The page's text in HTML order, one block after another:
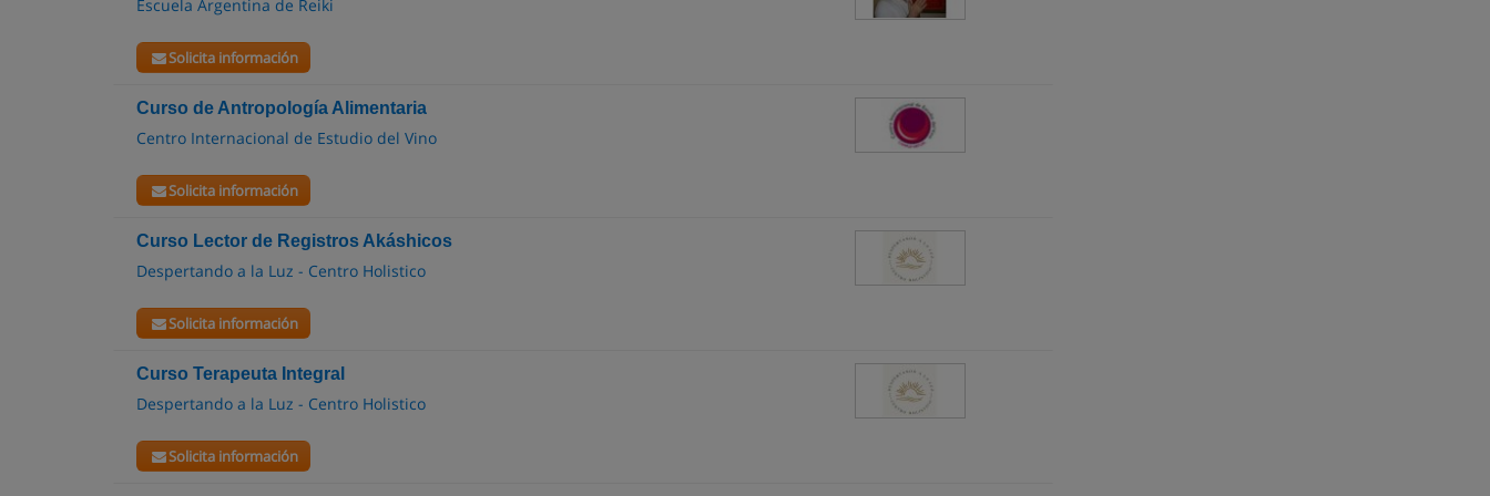
Escuela Argentina de Reiki
Solicita información
Curso de Antropología Alimentaria
Centro Internacional de Estudio del Vino
Solicita información
Curso Lector de Registros Akáshicos
Despertando a la Luz - Centro Holistico
Solicita información
Curso Terapeuta Integral
Despertando a la Luz - Centro Holistico
Solicita información